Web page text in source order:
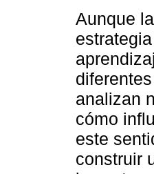
Aunque
analizan
cómo
este
construir